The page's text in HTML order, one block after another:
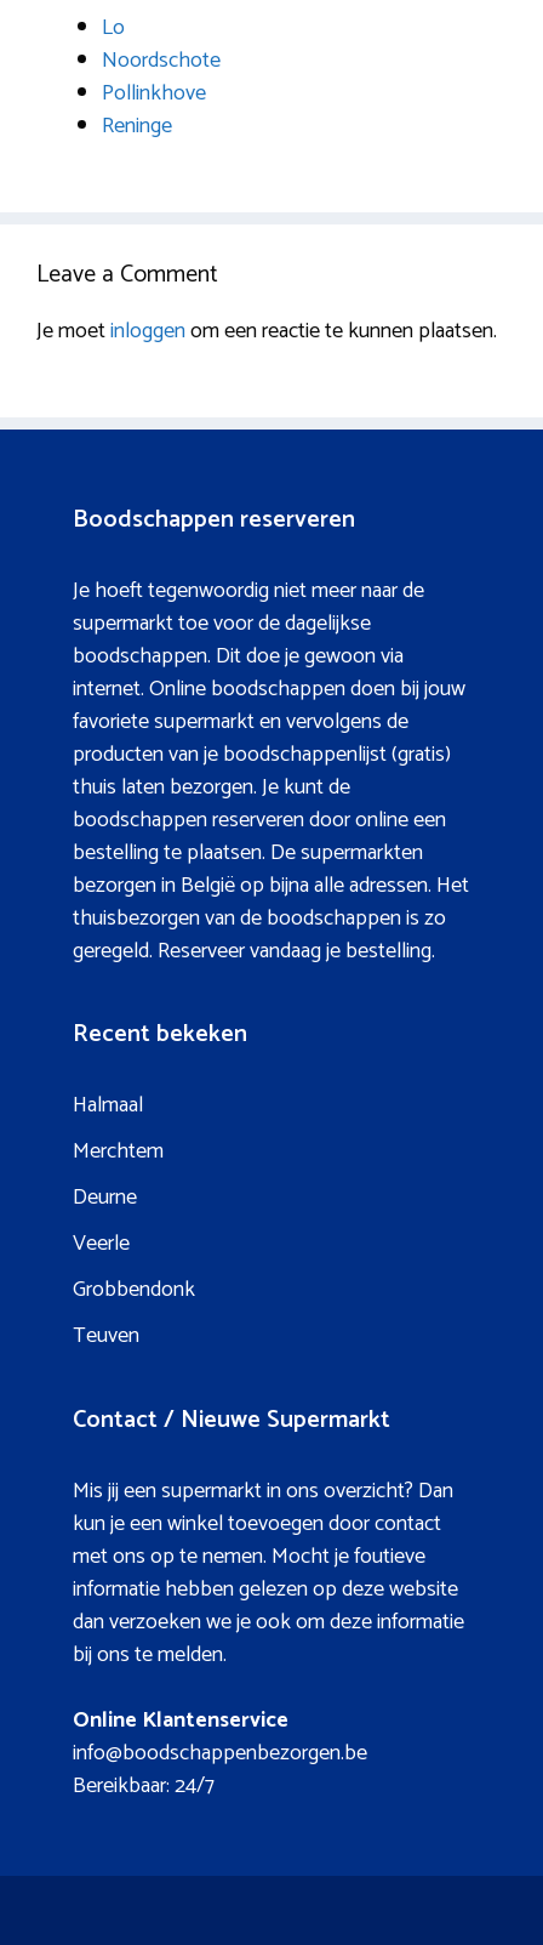
Lo
Noordschote
Pollinkhove
Reninge
Leave a Comment
Je moetinloggenom een reactie te kunnen plaatsen.
Boodschappen reserveren
Je hoeft tegenwoordig niet meer naar de
supermarkt toe voor de dagelijkse
boodschappen. Dit doe je gewoon via
internet. Online boodschappen doen bij jouw
favoriete supermarkt en vervolgens de
producten van je boodschappenlijst (gratis)
thuis laten bezorgen. Je kunt de
boodschappen reserveren door online een
bestelling te plaatsen. De supermarkten
bezorgen in België op bijna alle adressen. Het
thuisbezorgen van de boodschappen is zo
geregeld. Reserveer vandaag je bestelling.
Recent bekeken
Halmaal
Merchtem
Deurne
Veerle
Grobbendonk
Teuven
Contact / Nieuwe Supermarkt
Mis jij een supermarkt in ons overzicht? Dan
kun je een winkel toevoegen door contact
met ons op te nemen. Mocht je foutieve
informatie hebben gelezen op deze website
dan verzoeken we je ook om deze informatie
bij ons te melden.
Online Klantenservice
info@boodschappenbezorgen.be
Bereikbaar: 24/7